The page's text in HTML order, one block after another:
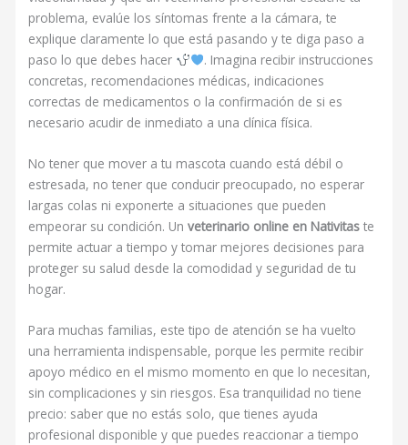
problema, evalúe los síntomas frente a la cámara, te
explique claramente lo que está pasando y te diga paso a
paso lo que debes hacer
. Imagina recibir instrucciones
concretas, recomendaciones médicas, indicaciones
correctas de medicamentos o la confirmación de si es
necesario acudir de inmediato a una clínica física.
No tener que mover a tu mascota cuando está débil o
estresada, no tener que conducir preocupado, no esperar
largas colas ni exponerte a situaciones que pueden
empeorar su condición. Unveterinario online en Nativitas te
permite actuar a tiempo y tomar mejores decisiones para
proteger su salud desde la comodidad y seguridad de tu
hogar.
Para muchas familias, este tipo de atención se ha vuelto
una herramienta indispensable, porque les permite recibir
apoyo médico en el mismo momento en que lo necesitan,
sin complicaciones y sin riesgos. Esa tranquilidad no tiene
precio: saber que no estás solo, que tienes ayuda
profesional disponible y que puedes reaccionar a tiempo